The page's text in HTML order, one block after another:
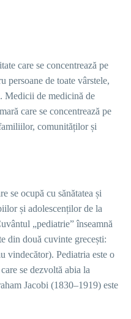
care se concentrează pe
persoane de toate vârstele,
Medicii de medicină de
care se concentrează pe
comunităților și
se ocupă cu sănătatea și
și adolescenților de la
„pediatrie” înseamnă
din două cuvinte grecești:
vindecător). Pediatria este o
se dezvoltă abia la
Jacobi (1830–1919) este